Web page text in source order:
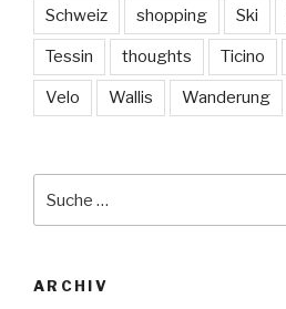
Schweiz shopping Ski
Tessin thoughts Ticino
Velo Wallis Wanderung
ARCHIV